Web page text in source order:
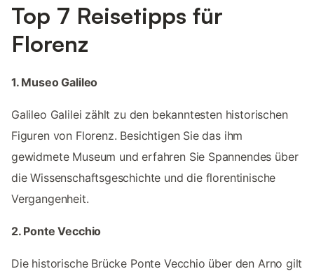
Top 7 Reisetipps für
Florenz
1. Museo Galileo
Galileo Galilei zählt zu den bekanntesten historischen
Figuren von Florenz. Besichtigen Sie das ihm
gewidmete Museum und erfahren Sie Spannendes über
die Wissenschaftsgeschichte und die florentinische
Vergangenheit.
2. Ponte Vecchio
Die historische Brücke Ponte Vecchio über den Arno gilt